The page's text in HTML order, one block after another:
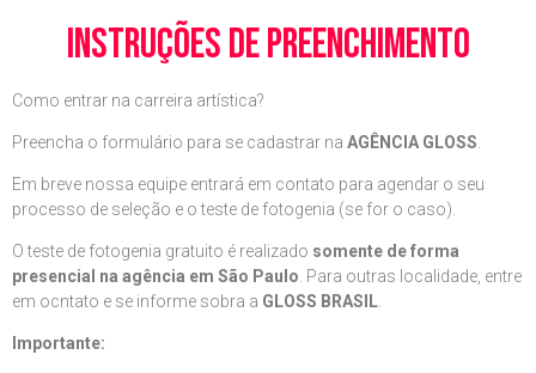
instruções de preenchimento
Como entrar na carreira artística?
Preencha o formulário para se cadastrar na AGÊNCIA GLOSS
Em breve nossa equipe entrará em contato para agendar o seu
processo de seleção e o teste de fotogenia (se for o caso).
O teste de fotogenia gratuito é realizado somente de forma
presencial na agência em São Paulo . Para outras localidade, entre
em ocntato e se informe sobra a GLOSS BRASIL
Importante: